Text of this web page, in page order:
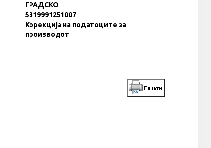
ГРАДСКО
5319991251007
Корекција на податоците за
производот